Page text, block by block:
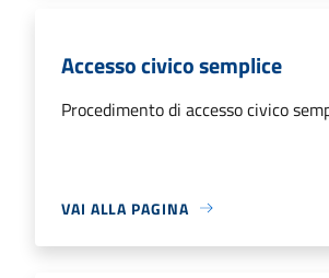
Accesso civico semplice
Procedimento di accesso civico
VAI ALLA PAGINA